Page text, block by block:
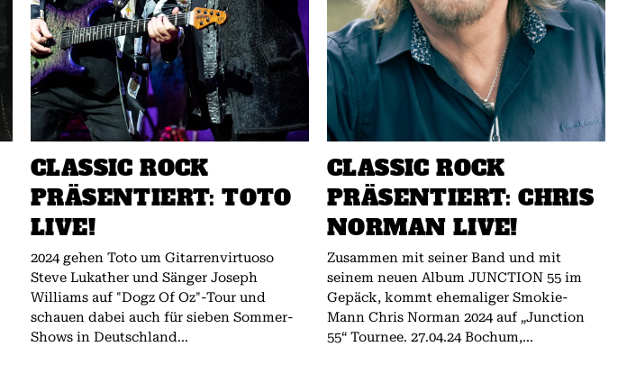
CLASSIC ROCK
PRÄSENTIERT: TOTO
LIVE!
2024 gehen Toto um Gitarrenvirtuoso
Steve Lukather und Sänger Joseph
Williams auf "Dogz Of Oz"-Tour und
schauen dabei auch für sieben Sommer-
Shows in Deutschland...
CLASSIC ROCK
PRÄSENTIERT: CHRIS
NORMAN LIVE!
Zusammen mit seiner Band und mit
seinem neuen Album JUNCTION 55 im
Gepäck, kommt ehemaliger Smokie-
Mann Chris Norman 2024 auf „Junction
55“ Tournee. 27.04.24 Bochum,...